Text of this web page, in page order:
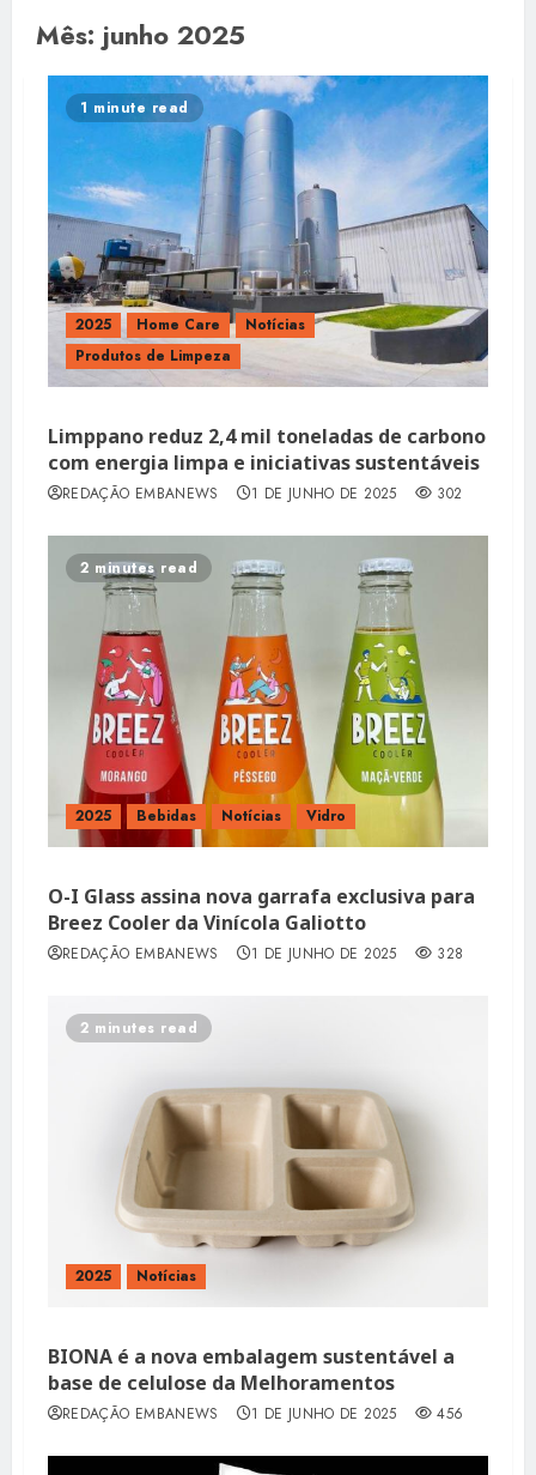
Mês: junho 2025
1 minute read
2025 Home Care
Notícias
Produtos de Limpeza
Limppano reduz 2,4 mil toneladas de carbono
com energia limpa e iniciativas sustentáveis
REDAÇÃO EMBANEWS 1 DE JUNHO DE 2025 302
2 minutes read
2025 Bebidas Notícias Vidro
O-I Glass assina nova garrafa exclusiva para
Breez Cooler da Vinícola Galiotto
REDAÇÃO EMBANEWS 1 DE JUNHO DE 2025 328
2 minutes read
2025 Notícias
BIONA é a nova embalagem sustentável a
base de celulose da Melhoramentos
REDAÇÃO EMBANEWS 1 DE JUNHO DE 2025 456